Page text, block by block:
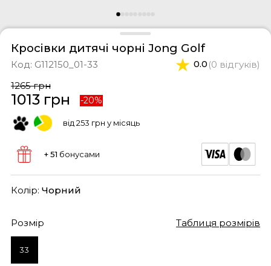
Кросівки дитячі чорні Jong Golf
Код: G112150_01-33 0.0 (0 відгуків)
1265 грн
1013 грн -20%
від 253 грн у місяць
+ 51 бонусами
Колір: Чорний
Розмір Таблиця розмірів
33